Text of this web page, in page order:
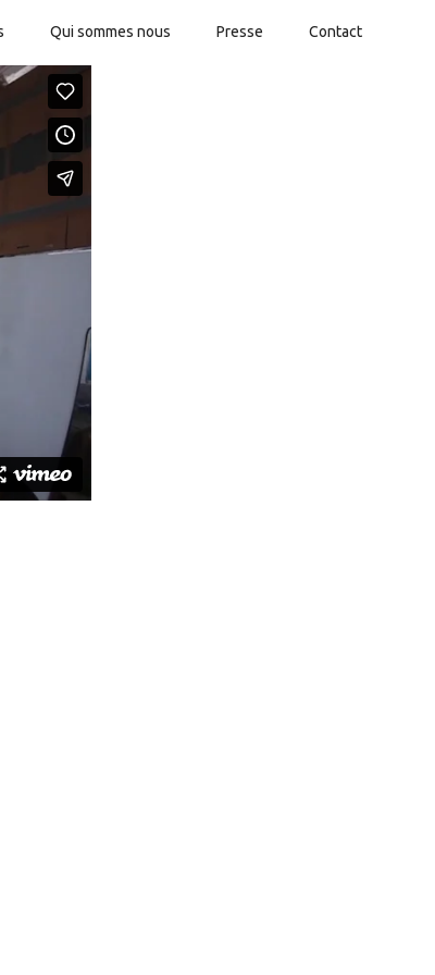
Qui sommes nous Presse Contact